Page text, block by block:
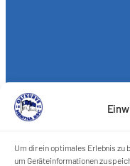
Um dir ein optimales Erlebnis zu
um Geräteinformationen zu